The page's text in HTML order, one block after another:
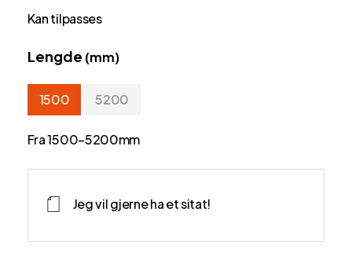
Kan tilpasses
Lengde (mm)
1500 5200
Fra 1500–5200mm
Jeg vil gjerne ha et sitat!